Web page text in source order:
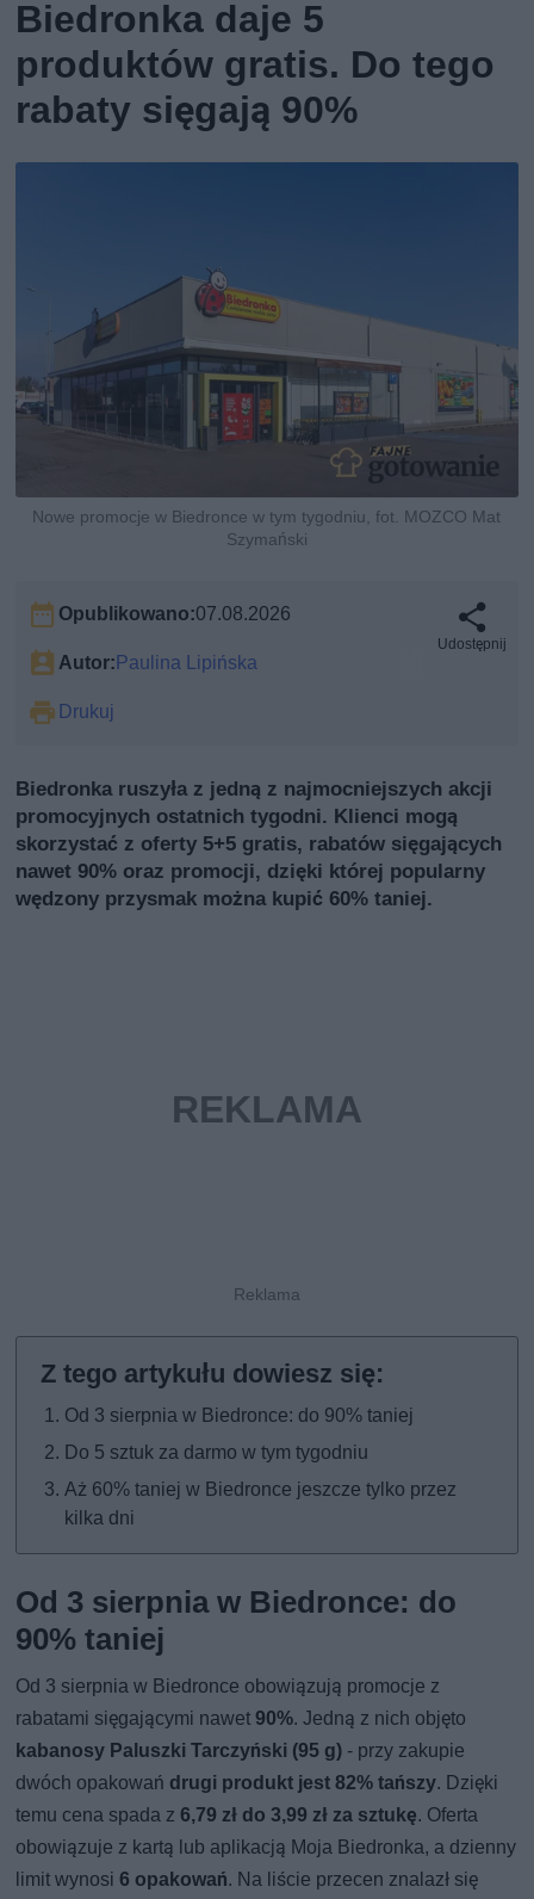
Biedronka daje 5
produktów gratis. Do tego
rabaty sięgają 90%
Nowe promocje w Biedronce w tym tygodniu, fot. MOZCO Mat
Szymański
Opublikowano:07.08.2026
Autor: Paulina Lipińska
Drukuj
Udostępnij
Biedronka ruszyła z jedną z najmocniejszych akcji
promocyjnych ostatnich tygodni. Klienci mogą
skorzystać z oferty 5+5 gratis, rabatów sięgających
nawet 90% oraz promocji, dzięki której popularny
wędzony przysmak można kupić 60% taniej.
Od 3 sierpnia w Biedronce: do 90% taniej
Do 5 sztuk za darmo w tym tygodniu
Aż 60% taniej w Biedronce jeszcze tylko przez
kilka dni
Od 3 sierpnia w Biedronce: do
90% taniej
Od 3 sierpnia w Biedronce obowiązują promocje z
rabatami sięgającymi nawet90%. Jedną z nich objęto
kabanosy Paluszki Tarczyński (95 g) - przy zakupie
dwóch opakowań drugi produkt jest 82% tańszy. Dzięki
temu cena spada z6,79 zł do 3,99 zł za sztukę. Oferta
obowiązuje z kartą lub aplikacją Moja Biedronka, a dzienny
limit wynosi6 opakowań. Na liście przecen znalazł się